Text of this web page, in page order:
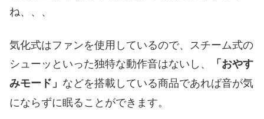
ね、、、
気化式はファンを使用しているので、スチーム式の
シューッといった独特な動作音はないし、
「おやす
みモード」 などを搭載している商品であれば音が気
にならずに眠ることができます。